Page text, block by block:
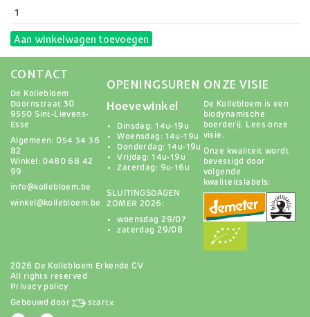
Aan winkelwagen toevoegen
CONTACT
De Kollebloem
Doornstraat 30
9550 Sint-Lievens-
Esse
Algemeen: 054 34 36
82
Winkel: 0480 68 42
99
info@kollebloem.be
winkel@kollebloem.be
OPENINGSUREN
Hoevewinkel
Dinsdag: 14u-19u
Woensdag: 14u-19u
Donderdag: 14u-19u
Vrijdag: 14u-19u
Zaterdag: 9u-16u
SLUITINGSDAGEN
ZOMER 2026:
woensdag 29/07
zaterdag 29/08
ONZE VISIE
De Kollebloem is een
biodynamische
boerderij.
Lees onze
visie .
Onze kwaliteit wordt
bevestigd door
volgende
kwaliteitslabels:
2026 De Kollebloem Erkende CV
All rights reserved
Privacy policy
Gebouwd door startx